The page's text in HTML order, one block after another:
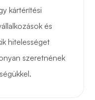
kártérítési
és
hitelességet
szeretnének